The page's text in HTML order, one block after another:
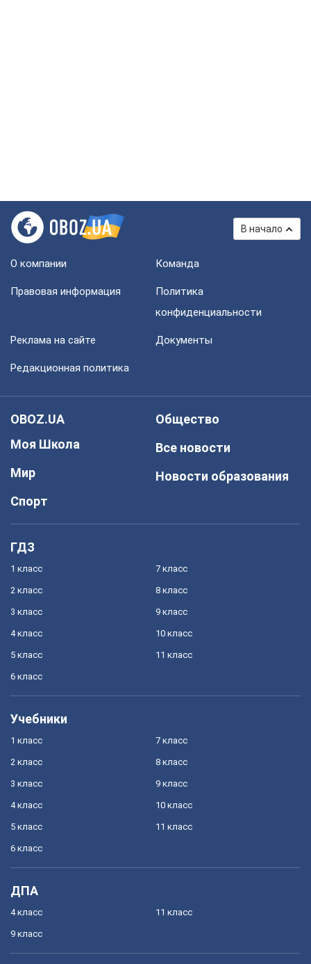
В начало
О компании Команда
Правовая информация
Политика
конфиденциальности
Реклама на сайте Документы
Редакционная политика
OBOZ.UA
Моя Школа
Мир
Спорт
Общество
Все новости
Новости образования
ГДЗ
1 класс
2 класс
3 класс
4 класс
5 класс
6 класс
7 класс
8 класс
9 класс
10 класс
11 класс
Учебники
1 класс
2 класс
3 класс
4 класс
5 класс
6 класс
7 класс
8 класс
9 класс
10 класс
11 класс
ДПА
4 класс
9 класс
11 класс